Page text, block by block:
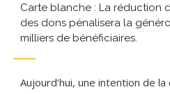
Carte blanche : La réduction
des dons pénalisera la
milliers de bénéficiaires.
Aujourd’hui, une intention de la